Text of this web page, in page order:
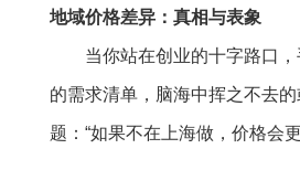
地域价格差异：真相与表象
当你站在创业的十字路口
的需求清单，脑海中挥之不去
题：“如果不在上海做，价格会